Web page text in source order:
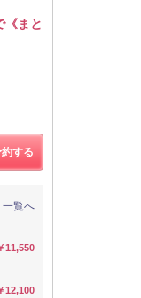
《まと
する
一覧へ
11,550
12,100